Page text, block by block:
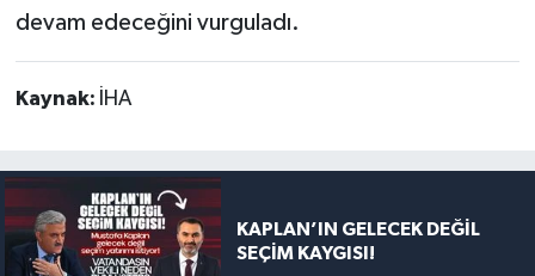
devam edeceğini vurguladı.
Kaynak: İHA
KAPLAN’IN GELECEK DEĞİL
SEÇİM KAYGISI!